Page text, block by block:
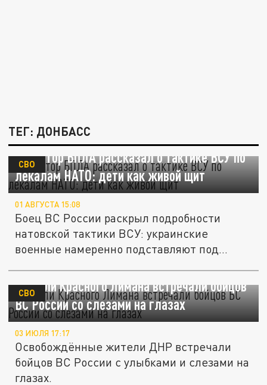
ТЕГ: ДОНБАСС
Оператор БПЛА рассказал о тактике ВСУ по
лекалам НАТО: дети как живой щит
СВО
01 АВГУСТА 15:08
Боец ВС России раскрыл подробности
натовской тактики ВСУ: украинские
военные намеренно подставляют под
Жители Красного Лимана встречали бойцов
ВС России со слезами на глазах
СВО
03 ИЮЛЯ 17:17
Освобождённые жители ДНР встречали
бойцов ВС России с улыбками и слезами на
глазах.